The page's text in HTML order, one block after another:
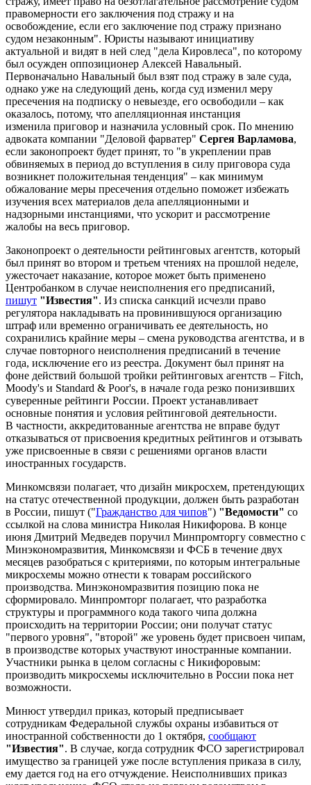
правомерности его заключения под стражу и на
освобождение, если его заключение под стражу признано
судом незаконным". Юристы называют инициативу
актуальной и видят в ней след "дела Кировлеса", по которому
был осужден оппозиционер Алексей Навальный.
Первоначально Навальный был взят под стражу в зале суда,
однако уже на следующий день, когда суд изменил меру
пресечения на подписку о невыезде, его освободили – как
оказалось, потому, что апелляционная инстанция
изменила приговор и назначила условный срок. По мнению
адвоката компании "Деловой фарватер" Сергея Варламова,
если законопроект будет принят, то "в укреплении прав
обвиняемых в период до вступления в силу приговора суда
возникнет положительная тенденция" – как минимум
обжалование меры пресечения отдельно поможет избежать
изучения всех материалов дела апелляционными и
надзорными инстанциями, что ускорит и рассмотрение
жалобы на весь приговор.
Законопроект о деятельности рейтинговых агентств, который
был принят во втором и третьем чтениях на прошлой неделе,
ужесточает наказание, которое может быть применено
Центробанком в случае неисполнения его предписаний,
пишут "Известия". Из списка санкций исчезли право
регулятора накладывать на провинившуюся организацию
штраф или временно ограничивать ее деятельность, но
сохранились крайние меры – смена руководства агентства, и в
случае повторного неисполнения предписаний в течение
года, исключение его из реестра. Документ был принят на
фоне действий большой тройки рейтинговых агентств – Fitch,
Moody's и Standard & Poor's, в начале года резко понизивших
суверенные рейтинги России. Проект устанавливает
основные понятия и условия рейтинговой деятельности.
В частности, аккредитованные агентства не вправе будут
отказываться от присвоения кредитных рейтингов и отзывать
уже присвоенные в связи с решениями органов власти
иностранных государств.
Минкомсвязи полагает, что дизайн микросхем, претендующих
на статус отечественной продукции, должен быть разработан
в России, пишут ("Гражданство для чипов") "Ведомости" со
ссылкой на слова министра Николая Никифорова. В конце
июня Дмитрий Медведев поручил Минпромторгу совместно с
Минэкономразвития, Минкомсвязи и ФСБ в течение двух
месяцев разобраться с критериями, по которым интегральные
микросхемы можно отнести к товарам российского
производства. Минэкономразвития позицию пока не
сформировало. Минпромторг полагает, что разработка
структуры и программного кода такого чипа должна
происходить на территории России; они получат статус
"первого уровня", "второй" же уровень будет присвоен чипам,
в производстве которых участвуют иностранные компании.
Участники рынка в целом согласны с Никифоровым:
производить микросхемы исключительно в России пока нет
возможности.
Минюст утвердил приказ, который предписывает
сотрудникам Федеральной службы охраны избавиться от
иностранной собственности до 1 октября, сообщают
"Известия". В случае, когда сотрудник ФСО зарегистрировал
имущество за границей уже после вступления приказа в силу,
ему дается год на его отчуждение. Неисполнивших приказ